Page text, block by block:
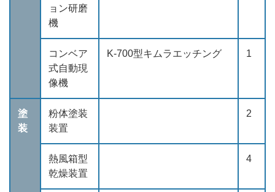
ョン研磨
機
コンベア
式自動現
像機
K-700型キムラエッチング 1
塗
装
粉体塗装
装置
2
熱風箱型
乾燥装置
4